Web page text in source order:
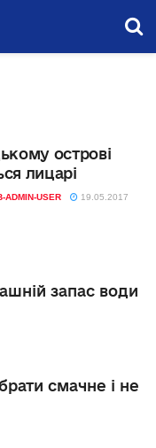
острові
лицарі
ADMIN-USER 19.05.2017
запас води
смачне і не